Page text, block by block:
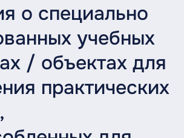
о специально
учебных
/ объектах для
практических